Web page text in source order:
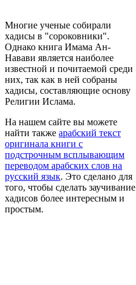
Многие ученые собирали
хадисы в "сороковники".
Однако книга Имама Ан-
Навави является наиболее
известной и почитаемой среди
них, так как в ней собраны
хадисы, составляющие основу
Религии Ислама.
На нашем сайте вы можете
найти также арабский текст
оригинала книги с
подстрочным всплывающим
переводом арабских слов на
русский язык. Это сделано для
того, чтобы сделать заучивание
хадисов более интересным и
простым.